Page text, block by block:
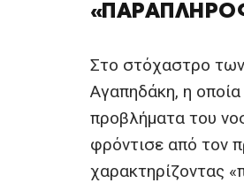
Στο στόχαστρο
Αγαπηδάκη, η
προβλήματα του
φρόντισε από τον
χαρακτηρίζοντας